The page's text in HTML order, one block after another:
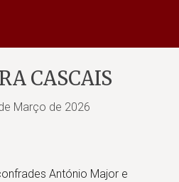
CASCAIS
Março de 2026
António Major e